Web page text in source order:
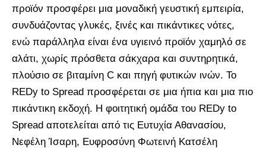
προϊόν προσφέρει μια μοναδική γευστική εμπειρία,
συνδυάζοντας γλυκές, ξινές και πικάντικες νότες,
ενώ παράλληλα είναι ένα υγιεινό προϊόν χαμηλό σε
αλάτι, χωρίς πρόσθετα σάκχαρα και συντηρητικά,
πλούσιο σε βιταμίνη C και πηγή φυτικών ινών. Το
REDy to Spread προσφέρεται σε μια ήπια και μια πιο
πικάντικη εκδοχή. Η φοιτητική ομάδα του REDy to
Spread αποτελείται από τις Ευτυχία Αθανασίου,
Νεφέλη Ίσαρη, Ευφροσύνη Φωτεινή Κατσέλη